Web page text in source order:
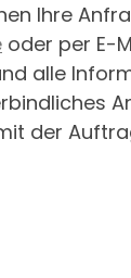
Ihre
oder per E-
alle
der